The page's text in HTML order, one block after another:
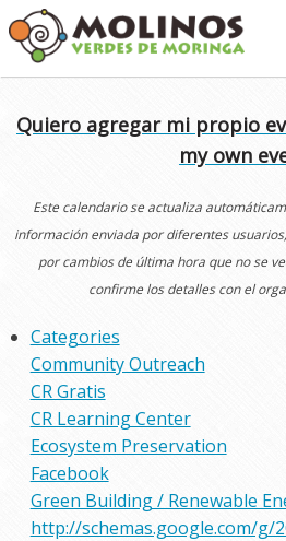
Skip
to
content
Quiero agregar mi propio
my own
Este calendario se actualiza
información enviada por diferentes
por cambios de última hora que no se
confirme los detalles con el
Categories
Community Outreach
CR Gratis
CR Learning Center
Ecosystem Preservation
Facebook
Green Building / Renewable
http://schemas.google.com/g/